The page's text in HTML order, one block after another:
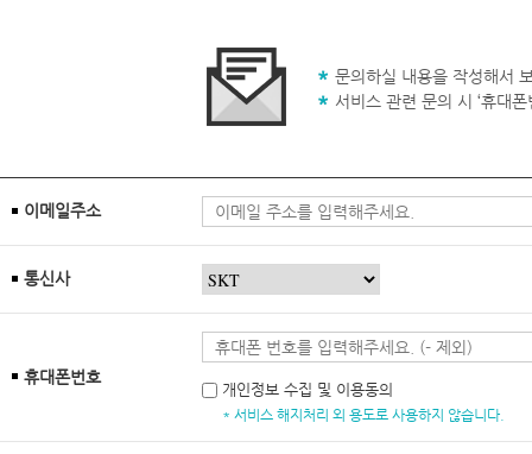
문의하실 내용을 작성해서
서비스 관련 문의 시 ‘휴대
이메일주소
통신사
휴대폰번호
개인정보 수집 및 이용동의
* 서비스 해지처리 외 용도로 사용하지 않습니다.